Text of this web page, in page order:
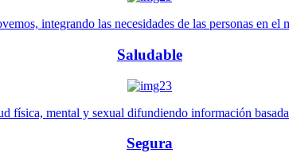
integrando las necesidades de las personas en el
Saludable
física, mental y sexual difundiendo información
Segura